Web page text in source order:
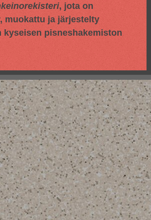
, jota on
muokattu ja järjestelty
kyseisen pisneshakemiston